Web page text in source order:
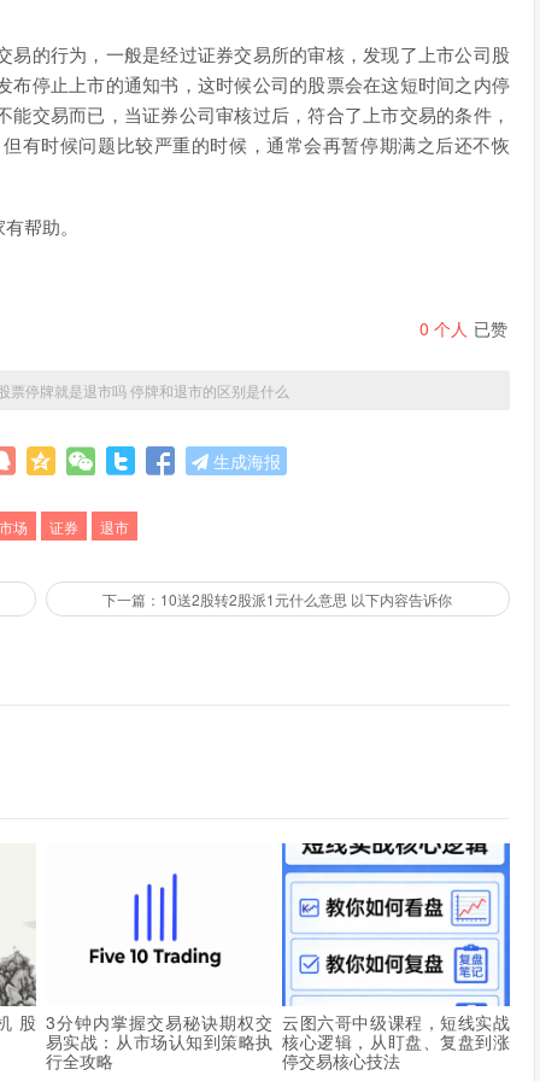
的行为，一般是经过证券交易所的审核，发现了上市公司股
停止上市的通知书，这时候公司的股票会在这短时间之内停
交易而已，当证券公司审核过后，符合了上市交易的条件，
有时候问题比较严重的时候，通常会再暂停期满之后还不恢
帮助。
0 个人 已赞
票停牌就是退市吗 停牌和退市的区别是什么
生成海报
市场 证券 退市
下一篇：10送2股转2股派1元什么意思 以下内容告诉你
股 3分钟内掌握交易秘诀期权交
易实战：从市场认知到策略执
行全攻略
云图六哥中级课程，短线实战
核心逻辑，从盯盘、复盘到涨
停交易核心技法